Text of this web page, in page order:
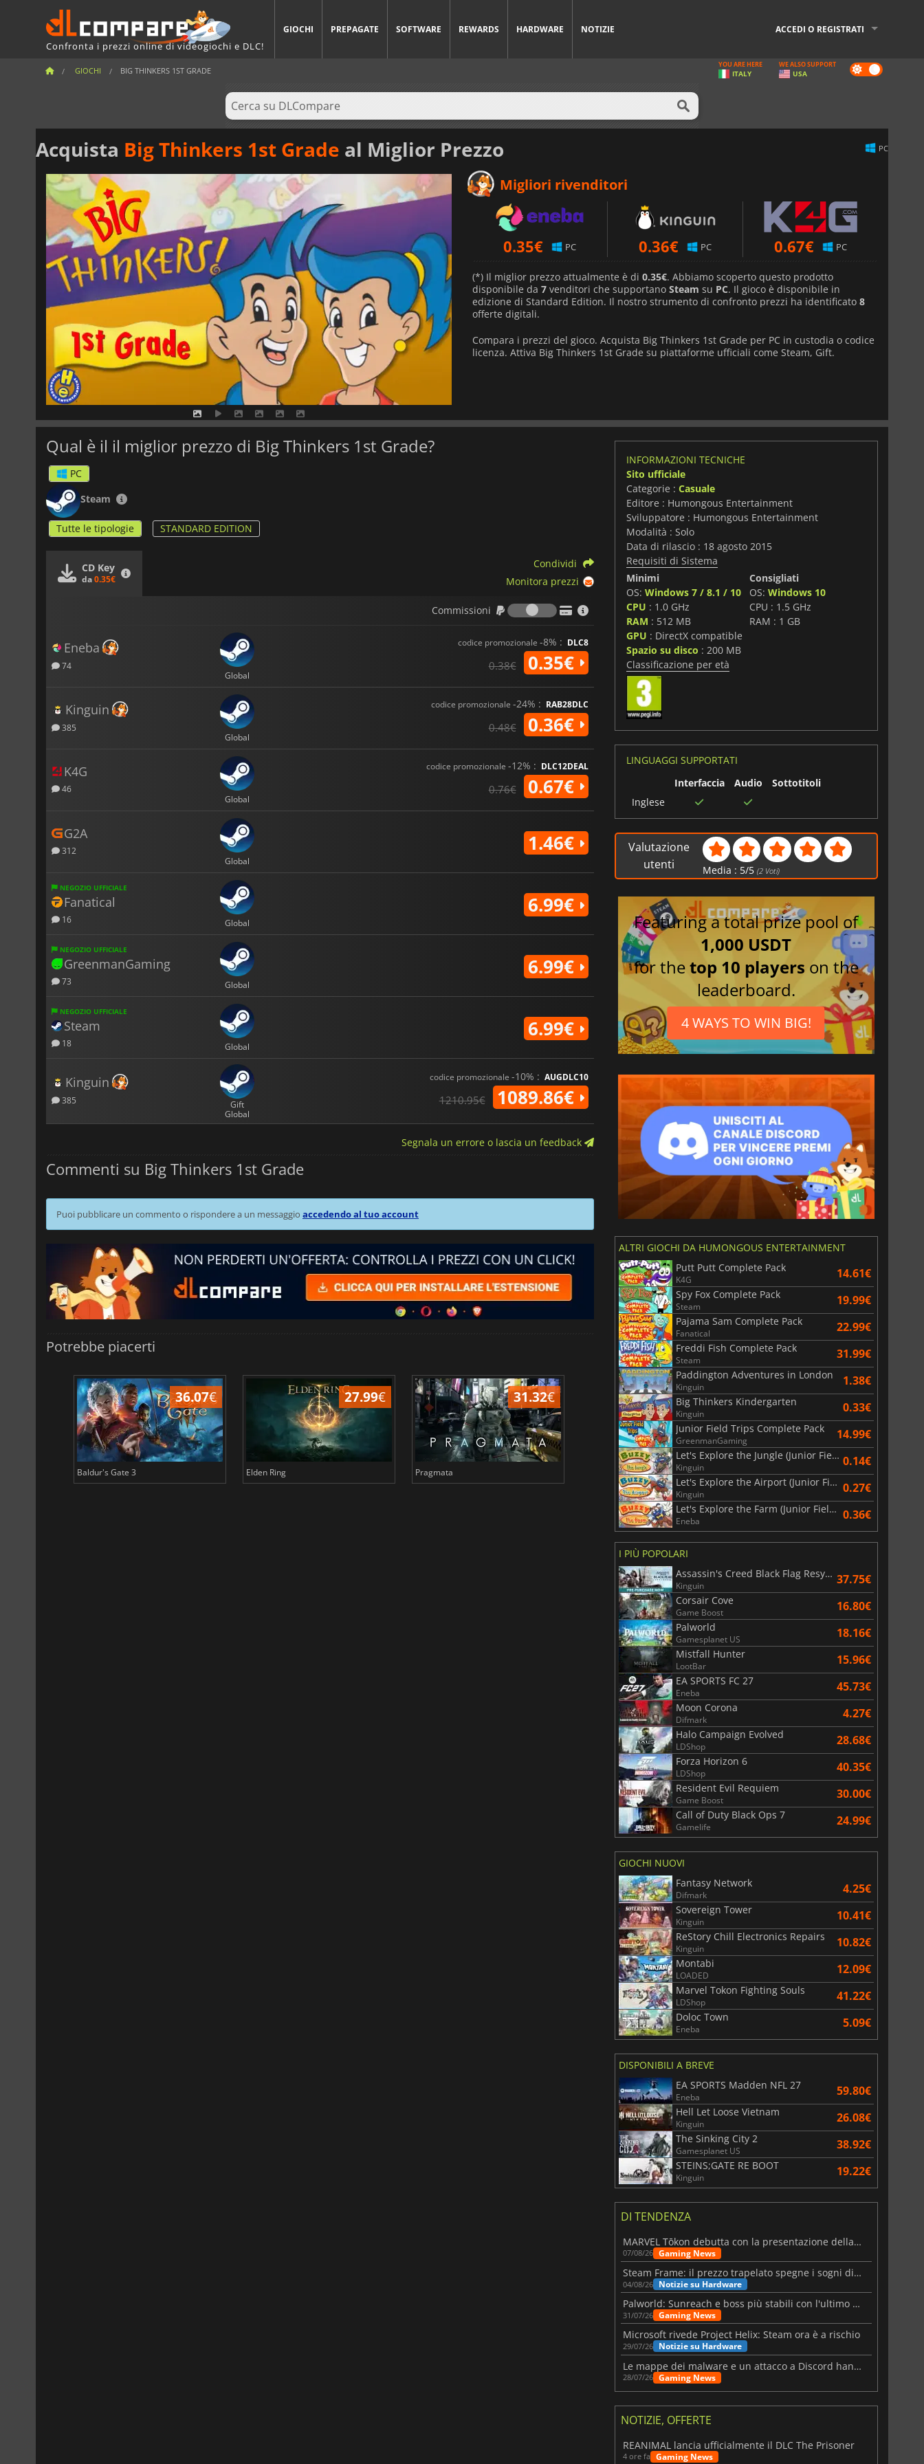
Confronta i prezzi online di videogiochi e DLC!
GIOCHI PREPAGATE SOFTWARE REWARDS HARDWARE NOTIZIE ACCEDI O REGISTRATI
GIOCHI BIG THINKERS 1ST GRADE Dark
mode
YOU ARE HERE
ITALY
WE ALSO SUPPORT
USA
Acquista Big Thinkers 1st Grade al Miglior Prezzo PC
Migliori rivenditori
0.35€ PC 0.36€ PC 0.67€ PC
(*) Il miglior prezzo attualmente è di 0.35€. Abbiamo scoperto questo prodotto
disponibile da 7 venditori che supportano Steam su PC. Il gioco è disponibile in
edizione di Standard Edition. Il nostro strumento di confronto prezzi ha identificato 8
offerte digitali.
Compara i prezzi del gioco. Acquista Big Thinkers 1st Grade per PC in custodia o codice
licenza. Attiva Big Thinkers 1st Grade su piattaforme ufficiali come Steam, Gift.
Qual è il il miglior prezzo di Big Thinkers 1st Grade?
PC
Steam
Tutte le tipologie STANDARD EDITION
CD Key
da0.35€
Condividi
Monitora prezzi
Commissioni
Commissioni
Eneba
74
Global
codice promozionale -8% : DLC8
0.38€ 0.35€
Kinguin
385
Global
codice promozionale -24% : RAB28DLC
0.48€ 0.36€
K4G
46
Global
codice promozionale -12% : DLC12DEAL
0.76€ 0.67€
G2A
312
Global
1.46€
NEGOZIO UFFICIALE
Fanatical
16 Global
6.99€
NEGOZIO UFFICIALE
GreenmanGaming
73 Global
6.99€
NEGOZIO UFFICIALE
Steam
18 Global
6.99€
Kinguin
385
Gift
Global
codice promozionale -10% : AUGDLC10
1210.95€ 1089.86€
Segnala un errore o lascia un feedback
Commenti su Big Thinkers 1st Grade
Puoi pubblicare un commento o rispondere a un messaggio accedendo al tuo account
Potrebbe piacerti
36.07€
Baldur's Gate 3
27.99€
Elden Ring
31.32€
Pragmata
6.75€
Total War WARHAMMER 3
15.51
Lies Of P
INFORMAZIONI TECNICHE
Sito ufficiale
Categorie : Casuale
Editore : Humongous Entertainment
Sviluppatore : Humongous Entertainment
Modalità : Solo
Data di rilascio : 18 agosto 2015
Requisiti di Sistema
Minimi
OS: Windows 7 / 8.1 / 10
CPU : 1.0 GHz
RAM : 512 MB
GPU : DirectX compatible
Spazio su disco : 200 MB
Consigliati
OS:Windows 10
CPU : 1.5 GHz
RAM : 1 GB
Classificazione per età
LINGUAGGI SUPPORTATI
Interfaccia
Audio
Sottotitoli
Inglese
Valutazione
utenti
Media : 5/5 (2 Voti)
Featuring a total prize pool of
1,000 USDT
for thetop 10 players on the
leaderboard.
4 WAYS TO WIN BIG!
ALTRI GIOCHI DA HUMONGOUS ENTERTAINMENT
Putt Putt Complete Pack
K4G 14.61€
Spy Fox Complete Pack
Steam 19.99€
Pajama Sam Complete Pack
Fanatical 22.99€
Freddi Fish Complete Pack
Steam 31.99€
Paddington Adventures in London
Kinguin 1.38€
Big Thinkers Kindergarten
Kinguin 0.33€
Junior Field Trips Complete Pack
GreenmanGaming 14.99€
Let's Explore the Jungle (Junior Field Trips)
Kinguin 0.14€
Let's Explore the Airport (Junior Field Trips)
Kinguin 0.27€
Let's Explore the Farm (Junior Field Trips)
Eneba 0.36€
I PIÙ POPOLARI
Assassin's Creed Black Flag Resynced
Kinguin 37.75€
Corsair Cove
Game Boost 16.80€
Palworld
Gamesplanet US 18.16€
Mistfall Hunter
LootBar 15.96€
EA SPORTS FC 27
Eneba 45.73€
Moon Corona
Difmark 4.27€
Halo Campaign Evolved
LDShop 28.68€
Forza Horizon 6
LDShop 40.35€
Resident Evil Requiem
Game Boost 30.00€
Call of Duty Black Ops 7
Gamelife 24.99€
GIOCHI NUOVI
Fantasy Network
Difmark 4.25€
Sovereign Tower
Kinguin 10.41€
ReStory Chill Electronics Repairs
Kinguin 10.82€
Montabi
LOADED 12.09€
Marvel Tokon Fighting Souls
LDShop 41.22€
Doloc Town
Eneba 5.09€
DISPONIBILI A BREVE
EA SPORTS Madden NFL 27
Eneba 59.80€
Hell Let Loose Vietnam
Kinguin 26.08€
The Sinking City 2
Gamesplanet US 38.92€
STEINS;GATE RE BOOT
Kinguin 19.22€
DI TENDENZA
MARVEL Tōkon debutta con la presentazione della roadmap per il primo anno
07/08/26 Gaming News
Steam Frame: il prezzo trapelato spegne i sogni di un VR economico
04/08/26 Notizie su Hardware
Palworld: Sunreach e boss più stabili con l'ultimo update
31/07/26 Gaming News
Microsoft rivede Project Helix: Steam ora è a rischio
29/07/26 Notizie su Hardware
Le mappe dei malware e un attacco a Discord hanno colpito Meccha Chameleon
28/07/26 Gaming News
NOTIZIE, OFFERTE
REANIMAL lancia ufficialmente il DLC The Prisoner
4 ore fa Gaming News